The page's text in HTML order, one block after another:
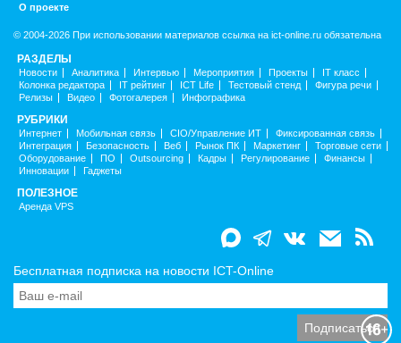
О проекте
© 2004-2026 При использовании материалов ссылка на ict-online.ru обязательна
РАЗДЕЛЫ
Новости Аналитика Интервью Мероприятия Проекты
IT класс
Колонка редактора
IT рейтинг ICT Life Тестовый стенд
Фигура речи
Релизы
Видео Фотогалерея Инфографика
РУБРИКИ
Интернет Мобильная связь CIO/Управление ИТ
Фиксированная связь
Интеграция
Безопасность Веб Рынок ПК Маркетинг
Торговые сети
Оборудование
ПО Outsourcing Кадры Регулирование
Финансы
Инновации
Гаджеты
ПОЛЕЗНОЕ
Аренда VPS
Бесплатная подписка на новости ICT-Online